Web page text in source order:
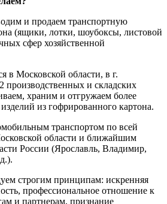
и продаем транспортную
(ящики, лотки, шоубоксы, листовой
сфер хозяйственной
в Московской области, в г.
производственных и складских
храним и отгружаем более
из гофрированного картона.
транспортом по всей
области и ближайшим
России (Ярославль, Владимир,
строгим принципам: искренняя
профессиональное отношение к
и партнерам, признание